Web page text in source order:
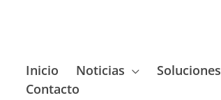
Inicio Noticias Soluciones
Contacto